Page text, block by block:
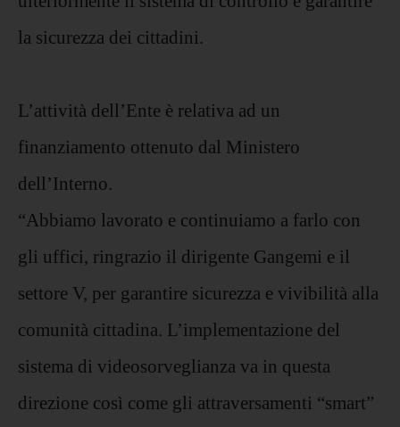
la sicurezza dei cittadini.
L’attività dell’Ente è relativa ad un
finanziamento ottenuto dal Ministero
dell’Interno.
“Abbiamo lavorato e continuiamo a farlo con
gli uffici, ringrazio il dirigente Gangemi e il
settore V, per garantire sicurezza e vivibilità alla
comunità cittadina. L’implementazione del
sistema di videosorveglianza va in questa
direzione così come gli attraversamenti “smart”